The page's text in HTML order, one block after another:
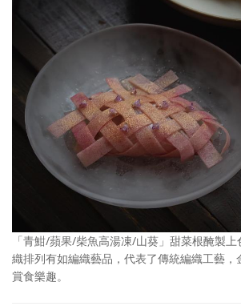
「青魽/蘋果/柴魚高湯凍/山葵」甜菜根醃製
織排列有如編織藝品，代表了傳統編織工藝，
賞食樂趣。